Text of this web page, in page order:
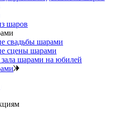
шаров
свадьбы шарами
сцены шарами
шарами на юбилей